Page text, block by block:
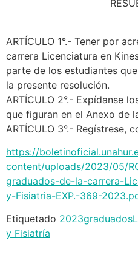
ARTÍCULO 1°.- Tener por
carrera Licenciatura en
parte de los estudiantes
la presente resolución.
ARTÍCULO 2°.- Expídanse
que figuran en el Anexo de
ARTÍCULO 3°.- Regístrese,
https://
content/uploads/2023/05/
graduados-de-la-carrera-
y-Fisiatria-EXP.-369-
Etiquetado 2023graduados
y Fisiatría